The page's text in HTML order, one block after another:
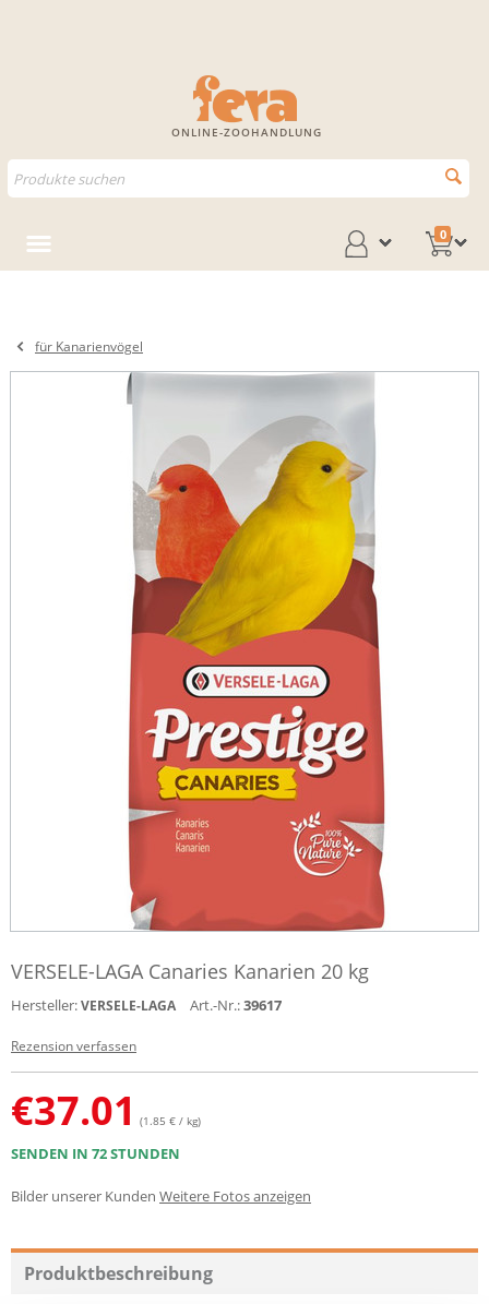
ONLINE-ZOOHANDLUNG
0
für Kanarienvögel
VERSELE-LAGA Canaries Kanarien 20 kg
Hersteller:VERSELE-LAGA Art.-Nr.:39617
Rezension verfassen
€37.01 (1.85 € / kg)
SENDEN IN 72 STUNDEN
Bilder unserer Kunden Weitere Fotos anzeigen
Produktbeschreibung